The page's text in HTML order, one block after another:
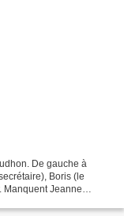
De gauche à
Boris (le
Manquent Jeanne